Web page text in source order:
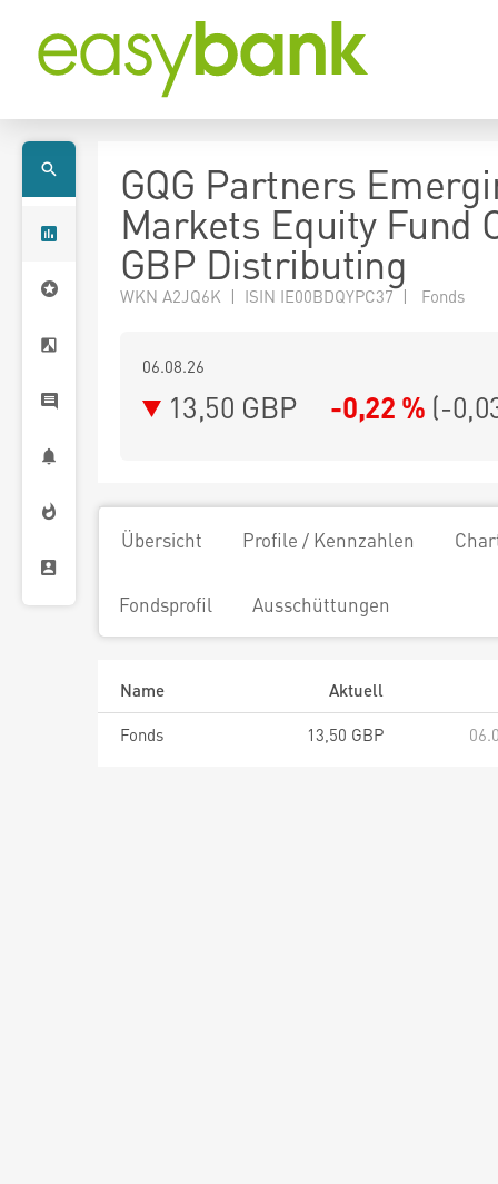
GQG Partners
Markets Equity Fund
GBP Distributing
WKN A2JQ6K | ISIN IE00BDQYPC37 | Fonds
06.08.26
13,50 GBP -0,22 % (-
Übersicht Profile / Kennzahlen
Fondsprofil Ausschüttungen
Name
Aktuell
Fonds
13,50 GBP